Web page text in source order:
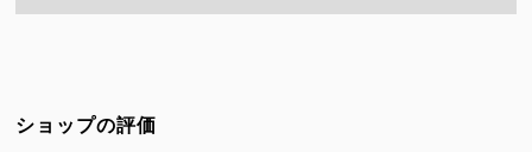
ショップの評価